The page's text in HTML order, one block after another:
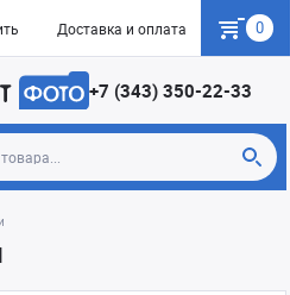
Доставка и оплата Гарантия
0
+7 (343) 350-22-33